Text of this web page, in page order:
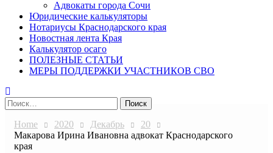
Адвокаты города Сочи
Юридические калькуляторы
Нотариусы Краснодарского края
Новостная лента Края
Калькулятор осаго
ПОЛЕЗНЫЕ СТАТЬИ
МЕРЫ ПОДДЕРЖКИ УЧАСТНИКОВ СВО
Найти:
Home 2020 Декабрь
20
Макарова Ирина Ивановна адвокат Краснодарского
края